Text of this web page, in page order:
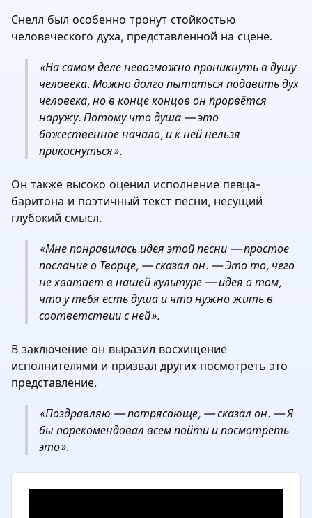
Снелл был особенно тронут стойкостью
человеческого духа, представленной на сцене.
«На самом деле невозможно проникнуть в душу
человека. Можно долго пытаться подавить дух
человека, но в конце концов он прорвётся
наружу. Потому что душа — это
божественное начало, и к ней нельзя
прикоснуться».
Он также высоко оценил исполнение певца-
баритона и поэтичный текст песни, несущий
глубокий смысл.
«Мне понравилась идея этой песни — простое
послание о Творце, — сказал он. — Это то, чего
не хватает в нашей культуре — идея о том,
что у тебя есть душа и что нужно жить в
соответствии с ней».
В заключение он выразил восхищение
исполнителями и призвал других посмотреть это
представление.
«Поздравляю — потрясающе, — сказал он. — Я
бы порекомендовал всем пойти и посмотреть
это».